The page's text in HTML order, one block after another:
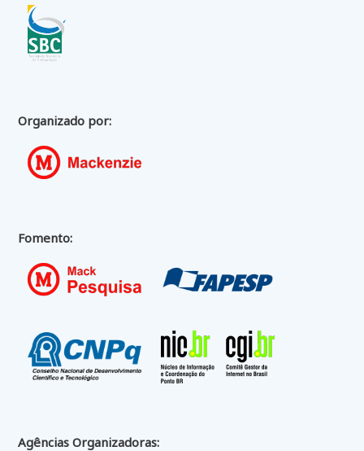
Organizado por:
Fomento:
Agências Organizadoras: